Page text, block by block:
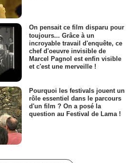
On pensait ce film disparu pour
toujours... Grâce à un
incroyable travail d'enquête, ce
chef d'oeuvre invisible de
Marcel Pagnol est enfin visible
et c'est une merveille !
Pourquoi les festivals jouent un
rôle essentiel dans le parcours
d'un film ? On a posé la
question au Festival de Lama !